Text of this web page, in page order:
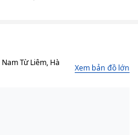
Từ Liêm, Hà
Xem bản đồ lớn